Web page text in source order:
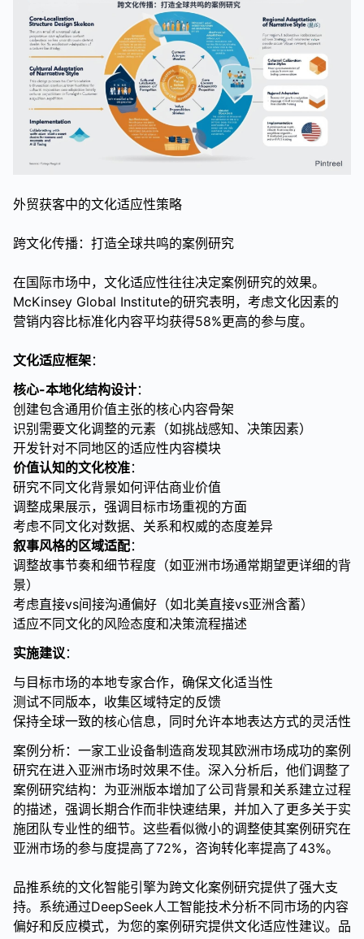
外贸获客中的文化适应性策略
跨文化传播：打造全球共鸣的案例研究
在国际市场中，文化适应性往往决定案例研究的效果。
McKinsey Global Institute的研究表明，考虑文化因素的
营销内容比标准化内容平均获得58%更高的参与度。
文化适应框架：
核心-本地化结构设计：
创建包含通用价值主张的核心内容骨架
识别需要文化调整的元素（如挑战感知、决策因素）
开发针对不同地区的适应性内容模块
价值认知的文化校准：
研究不同文化背景如何评估商业价值
调整成果展示，强调目标市场重视的方面
考虑不同文化对数据、关系和权威的态度差异
叙事风格的区域适配：
调整故事节奏和细节程度（如亚洲市场通常期望更详细的背
景）
考虑直接vs间接沟通偏好（如北美直接vs亚洲含蓄）
适应不同文化的风险态度和决策流程描述
实施建议：
与目标市场的本地专家合作，确保文化适当性
测试不同版本，收集区域特定的反馈
保持全球一致的核心信息，同时允许本地表达方式的灵活性
案例分析：一家工业设备制造商发现其欧洲市场成功的案例
研究在进入亚洲市场时效果不佳。深入分析后，他们调整了
案例研究结构：为亚洲版本增加了公司背景和关系建立过程
的描述，强调长期合作而非快速结果，并加入了更多关于实
施团队专业性的细节。这些看似微小的调整使其案例研究在
亚洲市场的参与度提高了72%，咨询转化率提高了43%。
品推系统的文化智能引擎为跨文化案例研究提供了强大支
持。系统通过DeepSeek人工智能技术分析不同市场的内容
偏好和反应模式，为您的案例研究提供文化适应性建议。品